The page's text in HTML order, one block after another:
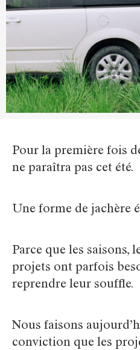
Pour la première fois
ne paraîtra pas cet été.
Une forme de jachère
Parce que les saisons,
projets ont parfois
reprendre leur souffle.
Nous faisons
conviction que les